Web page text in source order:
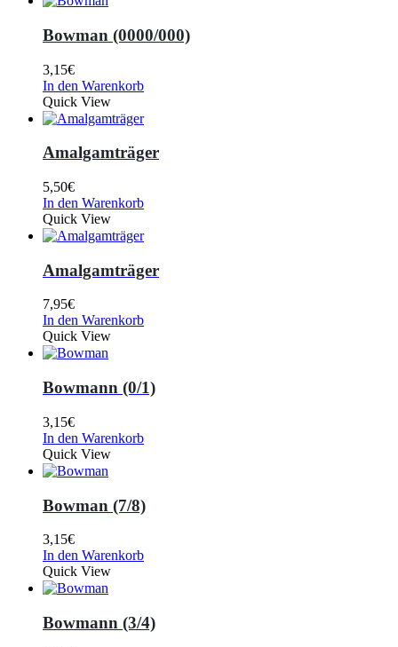
Bowman (0000/000)
3,15€
In den Warenkorb
Quick View
Amalgamträger
5,50€
In den Warenkorb
Quick View
Amalgamträger
7,95€
In den Warenkorb
Quick View
Bowmann (0/1)
3,15€
In den Warenkorb
Quick View
Bowman (7/8)
3,15€
In den Warenkorb
Quick View
Bowmann (3/4)